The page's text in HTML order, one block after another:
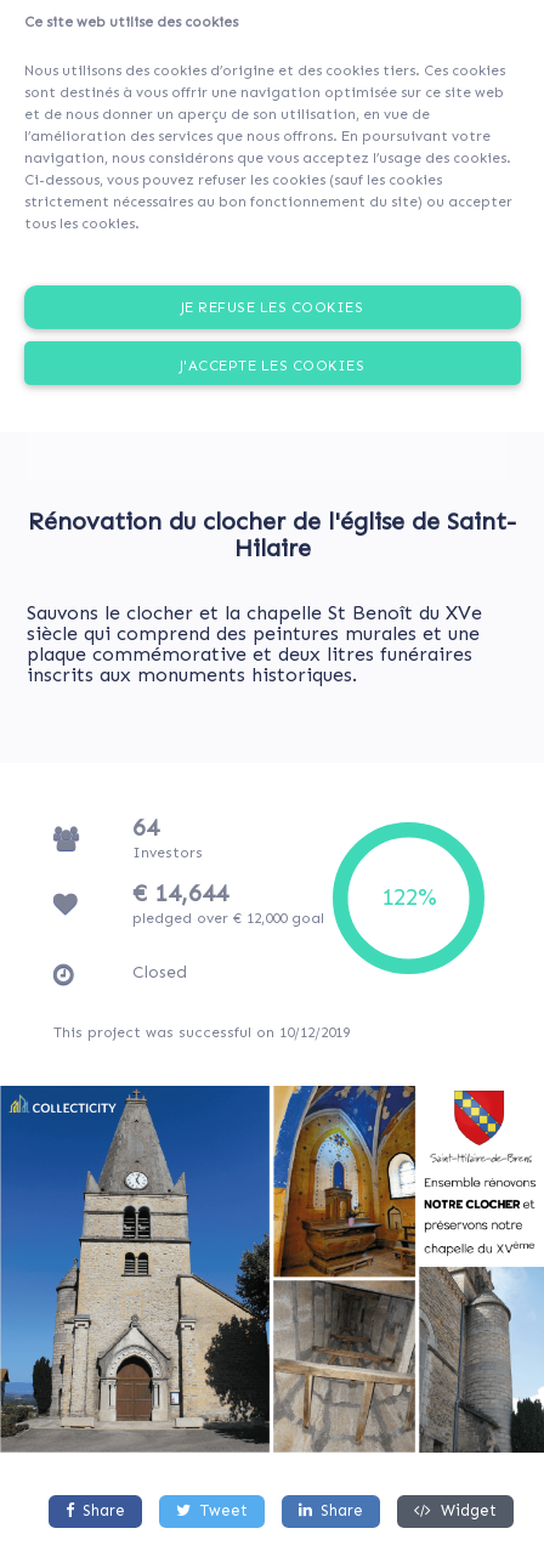
Ce site web utilise des cookies
Nous utilisons des cookies d’origine et des cookies tiers. Ces cookies
sont destinés à vous offrir une navigation optimisée sur ce site web
et de nous donner un aperçu de son utilisation, en vue de
l’amélioration des services que nous offrons. En poursuivant votre
navigation, nous considérons que vous acceptez l’usage des cookies.
Ci-dessous, vous pouvez refuser les cookies (sauf les cookies
strictement nécessaires au bon fonctionnement du site) ou accepter
tous les cookies.
JE REFUSE LES COOKIES
J'ACCEPTE LES COOKIES
Rénovation du clocher de l'église de Saint-
Hilaire
Sauvons le clocher et la chapelle St Benoît du XVe
siècle qui comprend des peintures murales et une
plaque commémorative et deux litres funéraires
inscrits aux monuments historiques.
64
Investors
€ 14,644
pledged over € 12,000 goal
Closed
This project was successful on 10/12/2019
Share Tweet Share Widget